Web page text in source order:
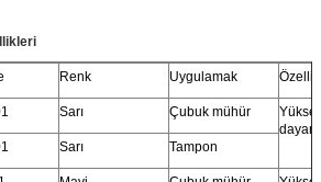
Renk Uygulamak
Sarı Çubuk mühür
Sarı Tampon